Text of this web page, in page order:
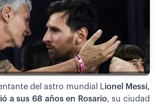
del astro mundial Lionel Messi,
a sus 68 años en Rosario, su ciudad